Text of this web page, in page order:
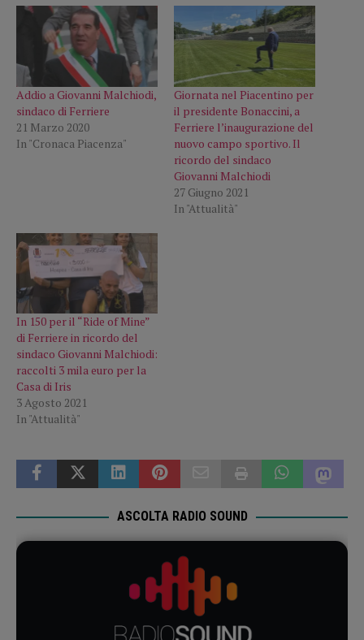
Addio a Giovanni Malchiodi,
sindaco di Ferriere
21 Marzo 2020
In "Cronaca Piacenza"
Giornata nel Piacentino per
il presidente Bonaccini, a
Ferriere l’inaugurazione del
nuovo campo sportivo. Il
ricordo del sindaco
Giovanni Malchiodi
27 Giugno 2021
In "Attualità"
In 150 per il “Ride of Mine”
di Ferriere in ricordo del
sindaco Giovanni Malchiodi:
raccolti 3 mila euro per la
Casa di Iris
3 Agosto 2021
In "Attualità"
ASCOLTA RADIO SOUND